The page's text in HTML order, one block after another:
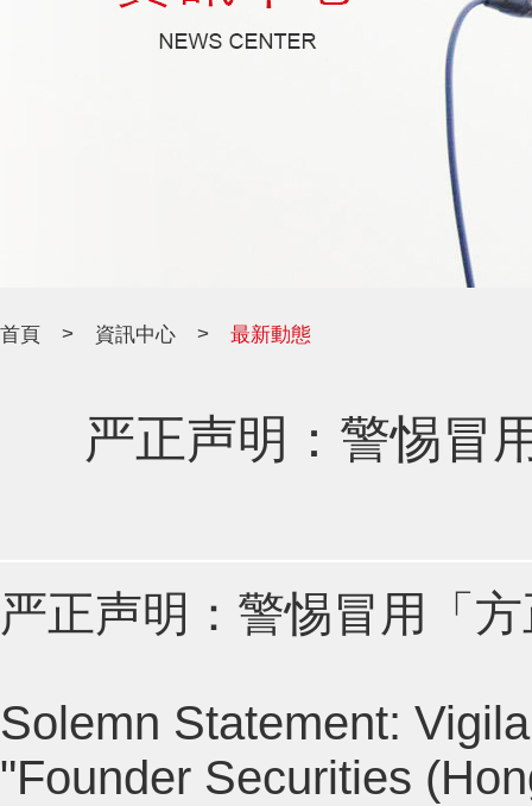
首頁 > 資訊中心 > 最新動態
严正声明：警惕冒
严正声明：警惕冒用「
Solemn Statement:
"Founder Securities